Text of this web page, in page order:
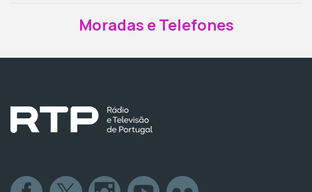
Moradas e Telefones